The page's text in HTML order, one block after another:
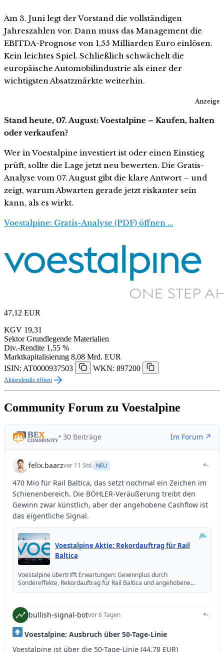
Am 3. Juni legt der Vorstand die vollständigen
Jahreszahlen vor. Dann muss das Management die
EBITDA-Prognose von 1,55 Milliarden Euro einlösen.
Kein leichtes Spiel. Schließlich schwächelt die
europäische Automobilindustrie als einer der
wichtigsten Absatzmärkte weiterhin.
Anzeige
Stand heute, 07. August: Voestalpine – Kaufen, halten
oder verkaufen?
Wer in Voestalpine investiert ist oder einen Einstieg
prüft, sollte die Lage jetzt neu bewerten. Die Gratis-
Analyse vom 07. August gibt die klare Antwort – und
zeigt, warum Abwarten gerade jetzt riskanter sein
kann, als es wirkt.
Voestalpine: Gratis-Analyse (PDF) öffnen …
47,12 EUR
KGV 19,31
Sektor Grundlegende Materialien
Div.-Rendite 1,55 %
Marktkapitalisierung 8,08 Mrd. EUR
ISIN: AT0000937503
WKN: 897200
Aktiendetails öffnen
Community Forum zu Voestalpine